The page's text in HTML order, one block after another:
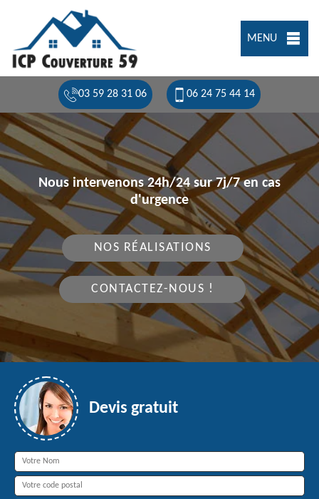
MENU
03 59 28 31 06 06 24 75 44 14
Nous intervenons 24h/24 sur 7j/7 en cas
d'urgence
NOS RÉALISATIONS
CONTACTEZ-NOUS !
Devis gratuit